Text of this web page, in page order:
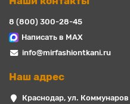
8 (800) 300-28-45
Написать в MAX
info@mirfashiontkani.ru
Наш адрес
Краснодар, ул.